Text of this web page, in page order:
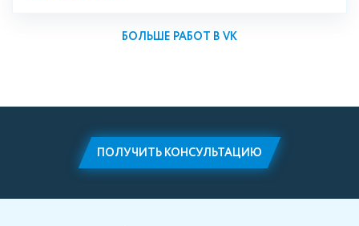
БОЛЬШЕ РАБОТ В VK
ПОЛУЧИТЬ КОНСУЛЬТАЦИЮ